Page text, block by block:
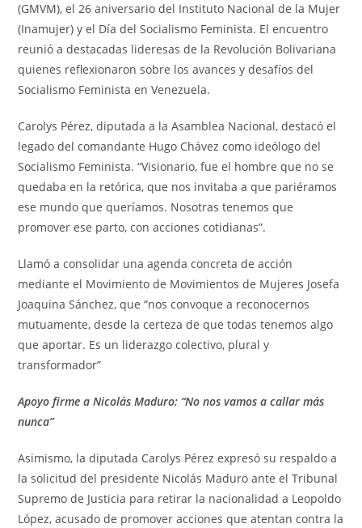
(GMVM), el 26 aniversario del Instituto Nacional de la Mujer
(Inamujer) y el Día del Socialismo Feminista. El encuentro
reunió a destacadas lideresas de la Revolución Bolivariana
quienes reflexionaron sobre los avances y desafíos del
Socialismo Feminista en Venezuela.
Carolys Pérez, diputada a la Asamblea Nacional, destacó el
legado del comandante Hugo Chávez como ideólogo del
Socialismo Feminista. “Visionario, fue el hombre que no se
quedaba en la retórica, que nos invitaba a que pariéramos
ese mundo que queríamos. Nosotras tenemos que
promover ese parto, con acciones cotidianas”.
Llamó a consolidar una agenda concreta de acción
mediante el Movimiento de Movimientos de Mujeres Josefa
Joaquina Sánchez, que “nos convoque a reconocernos
mutuamente, desde la certeza de que todas tenemos algo
que aportar. Es un liderazgo colectivo, plural y
transformador”
Apoyo firme a Nicolás Maduro: “No nos vamos a callar más
nunca”
Asimismo, la diputada Carolys Pérez expresó su respaldo a
la solicitud del presidente Nicolás Maduro ante el Tribunal
Supremo de Justicia para retirar la nacionalidad a Leopoldo
López, acusado de promover acciones que atentan contra la